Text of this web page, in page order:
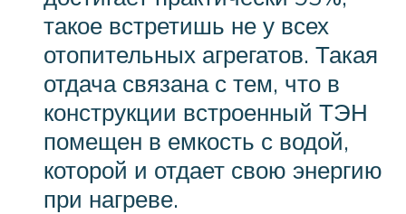
такое встретишь не у всех
отопительных агрегатов. Такая
отдача связана с тем, что в
конструкции встроенный ТЭН
помещен в емкость с водой,
которой и отдает свою энергию
при нагреве.